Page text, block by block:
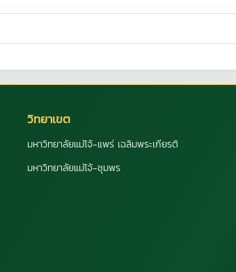
วิทยาเขต
มหาวิทยาลัยแม่โจ้-แพร่ เฉลิมพระเกียรติ
มหาวิทยาลัยแม่โจ้-ชุมพร